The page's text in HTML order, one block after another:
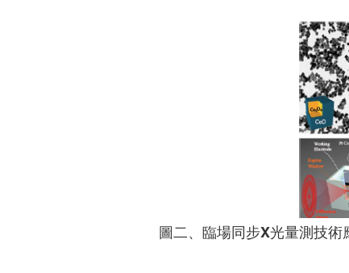
圖二、臨場同步X光量測技術